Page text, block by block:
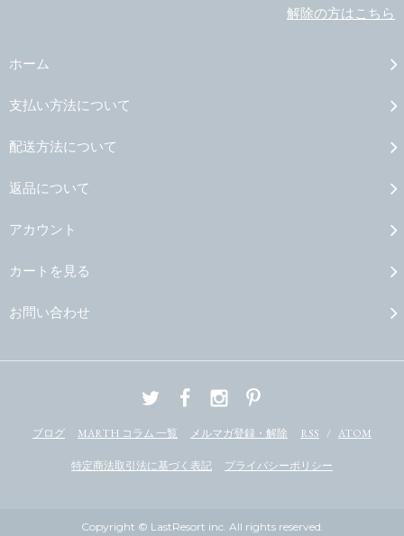
解除の方はこちら
ホーム
支払い方法について
配送方法について
返品について
アカウント
カートを見る
お問い合わせ
ブログ MARTH コラム 一覧 メルマガ登録・解除 RSS / ATOM
特定商法取引法に基づく表記 プライバシーポリシー
Copyright © LastResort inc. All rights reserved.